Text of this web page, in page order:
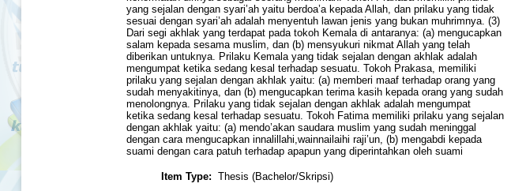
yang sejalan dengan syari’ah yaitu berdoa’a kepada Allah, dan prilaku yang tidak
sesuai dengan syari’ah adalah menyentuh lawan jenis yang bukan muhrimnya. (3)
Dari segi akhlak yang terdapat pada tokoh Kemala di antaranya: (a) mengucapkan
salam kepada sesama muslim, dan (b) mensyukuri nikmat Allah yang telah
diberikan untuknya. Prilaku Kemala yang tidak sejalan dengan akhlak adalah
mengumpat ketika sedang kesal terhadap sesuatu. Tokoh Prakasa, memiliki
prilaku yang sejalan dengan akhlak yaitu: (a) memberi maaf terhadap orang yang
sudah menyakitinya, dan (b) mengucapkan terima kasih kepada orang yang sudah
menolongnya. Prilaku yang tidak sejalan dengan akhlak adalah mengumpat
ketika sedang kesal terhadap sesuatu. Tokoh Fatima memiliki prilaku yang sejalan
dengan akhlak yaitu: (a) mendo’akan saudara muslim yang sudah meninggal
dengan cara mengucapkan innalillahi,wainnailaihi raji’un, (b) mengabdi kepada
suami dengan cara patuh terhadap apapun yang diperintahkan oleh suami
Item Type: Thesis (Bachelor/Skripsi)